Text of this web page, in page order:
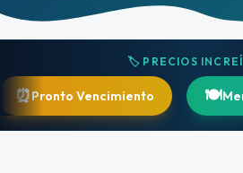
🏷️ PRECIOS
Vencimiento 🍽️ Menú del